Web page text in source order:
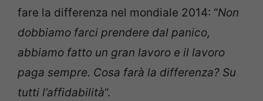
fare la differenza nel mondiale 2014: “Non
dobbiamo farci prendere dal panico,
abbiamo fatto un gran lavoro e il lavoro
paga sempre. Cosa farà la differenza? Su
tutti l’affidabilità“.